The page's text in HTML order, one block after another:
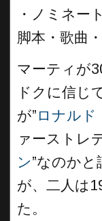
・ノミネート
脚本・歌曲
マーティが
ドクに信じ
が” ロナルド
ァーストレ
ン”なのか
が、二人は
た。